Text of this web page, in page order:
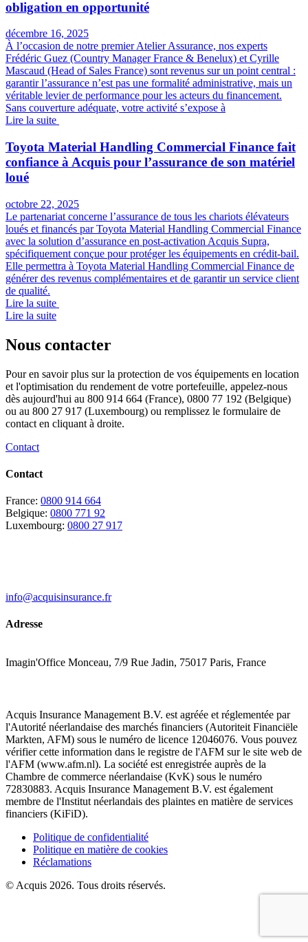
obligation en opportunité
décembre 16, 2025
À l’occasion de notre premier Atelier Assurance, nos experts
Frédéric Guez (Country Manager France & Benelux) et Cyrille
Mascaud (Head of Sales France) sont revenus sur un point central :
garantir l’assurance n’est pas une formalité administrative, mais un
véritable levier de performance pour les acteurs du financement.
Sans couverture adéquate, votre activité s’expose à
Lire la suite
Toyota Material Handling Commercial Finance fait
confiance à Acquis pour l’assurance de son matériel
loué
octobre 22, 2025
Le partenariat concerne l’assurance de tous les chariots élévateurs
loués et financés par Toyota Material Handling Commercial Finance
avec la solution d’assurance en post-activation Acquis Supra,
spécifiquement conçue pour protéger les équipements en crédit-bail.
Elle permettra à Toyota Material Handling Commercial Finance de
générer des revenus complémentaires et de garantir un service client
de qualité.
Lire la suite
Lire la suite
Nous contacter
Pour en savoir plus sur la protection de vos équipements en location
et l'optimisation du rendement de votre portefeuille, appelez-nous
dès aujourd'hui au 800 914 664 (France), 0800 77 192 (Belgique)
ou au 800 27 917 (Luxembourg) ou remplissez le formulaire de
contact en cliquant à droite.
Contact
Contact
France: 0800 914 664
Belgique: 0800 771 92
Luxembourg: 0800 27 917
info@acquisinsurance.fr
Adresse
Imagin'Office Monceau, 7/9 Rue Jadin, 75017 Paris, France
Acquis Insurance Management B.V. est agréée et réglementée par
l'Autorité néerlandaise des marchés financiers (Autoriteit Financiële
Markten, AFM) sous le numéro de licence 12046076. Vous pouvez
vérifier cette information dans le registre de l'AFM sur le site web de
l'AFM (www.afm.nl). La société est enregistrée auprès de la
Chambre de commerce néerlandaise (KvK) sous le numéro
72830883. Acquis Insurance Management B.V. est également
membre de l'Institut néerlandais des plaintes en matière de services
financiers (KiFiD).
Politique de confidentialité
Politique en matière de cookies
Réclamations
© Acquis 2026. Tous droits réservés.